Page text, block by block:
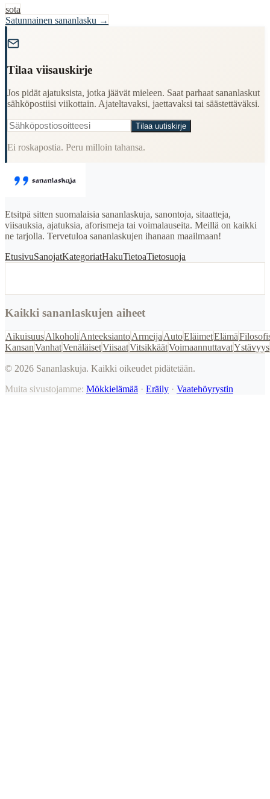
sota
Satunnainen sananlasku →
Tilaa viisauskirje
Jos pidät ajatuksista, jotka jäävät mieleen. Saat parhaat sananlaskut
sähköpostiisi viikottain. Ajateltavaksi, jaettavaksi tai säästettäväksi.
Tilaa uutiskirje
Ei roskapostia. Peru milloin tahansa.
Etsitpä sitten suomalaisia sananlaskuja, sanontoja, sitaatteja,
viisauksia, ajatuksia, aforismeja tai voimalauseita. Meillä on kaikki
ne tarjolla. Tervetuloa sananlaskujen ihanaan maailmaan!
EtusivuSanojatKategoriatHakuTietoaTietosuoja
Kaikki sananlaskujen aiheet
AikuisuusAlkoholi AnteeksiantoArmeija AutoEläimetElämä
KansanVanhatVenäläisetViisaatVitsikkäätVoimaannuttavatYstävyys
© 2026 Sananlaskuja. Kaikki oikeudet pidätetään.
Muita sivustojamme: Mökkielämää · Eräily · Vaatehöyrystin